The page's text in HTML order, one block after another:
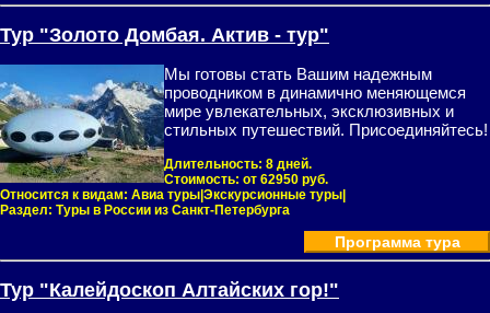
Тур "Золото Домбая. Актив - тур"
Мы готовы стать Вашим надежным
проводником в динамично меняющемся
мире увлекательных, эксклюзивных и
стильных путешествий. Присоединяйтесь!
Длительность: 8 дней.
Стоимость: от 62950 руб.
Относится к видам: Авиа туры|Экскурсионные туры|
Раздел: Туры в России из Санкт-Петербурга
Программа тура
Тур "Калейдоскоп Алтайских гор!"